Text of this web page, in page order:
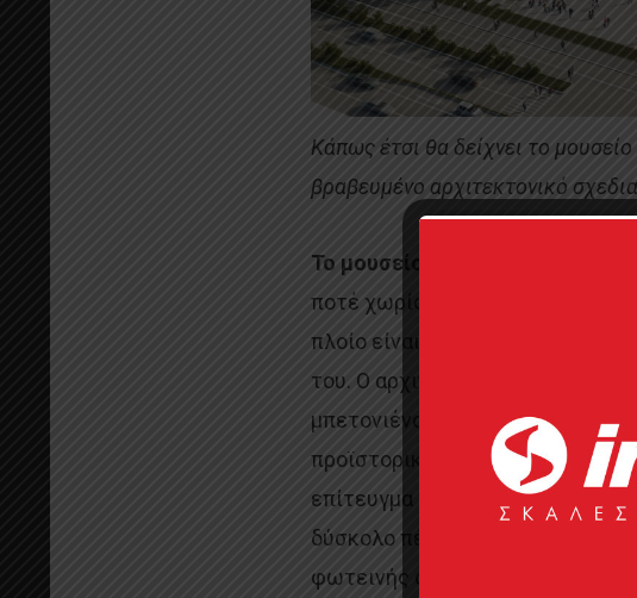
Κάπως έτσι θα δείχνει το
βραβευμένο αρχιτεκτονικό
Το μουσείο της Αργούς:
ποτέ χωρίς τη μυθική Αργώ.
πλοίο είναι στα σκαριά, μετά
του. Ο αρχιτέκτονας Κωσταντής
μπετονιένο κτίριο που θα
προϊστορικής Αργούς. Δεν έχει
επίτευγμα κατασκευαστικό.
δύσκολο πέρασμα της μυθικής
φωτεινής οροφής, η Αργώ θα